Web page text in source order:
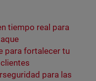
tiempo real para
para fortalecer tu
para las